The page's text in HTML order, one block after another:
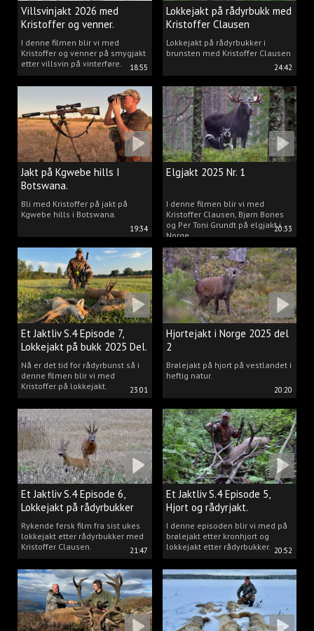
18:55
Villsvinjakt 2026 med
Kristoffer og venner.
I denne filmen blir vi med
Kristoffer og venner på smygjakt
etter villsvin på vinterføre.
24:42
Lokkejakt på rådyrbukk med
Kristoffer Clausen
Lokkejakt på rådyrbukker i
brunsten med Kristoffer Clausen
19:34
Jakt på Kgwebe hills I
Botswana.
Bli med Kristoffer på jakt på
Kgwebe hills i Botswana.
20:33
Elgjakt 2025 Nr. 1
I denne filmen blir vi med
Kristoffer Clausen, Bjørn Bones
og Per Toni Grundt på elgjakt i
Norge.
23:01
Et Jaktliv S.4 Episode 7,
Lokkejakt på bukk 2025 Del.
2
Nå er det tid for rådyrbunst så i
denne filmen blir vi med
Kristoffer på lokkejakt.
20:20
Hjortejakt i Norge 2025 del
2
Brølejakt på hjort på vestlandet i
heftig natur.
21:47
Et Jaktliv S.4 Episode 6,
Lokkejakt på rådyrbukker
2025 Del.1
Rykende fersk film fra sist ukes
lokkejakt etter rådyrbukker med
Kristoffer Clausen.
20:52
Et Jaktliv S.4 Episode 5,
Hjort og rådyrjakt.
I denne episoden blir vi med på
brølejakt etter kronhjort og
lokkejakt etter rådyrbukker.